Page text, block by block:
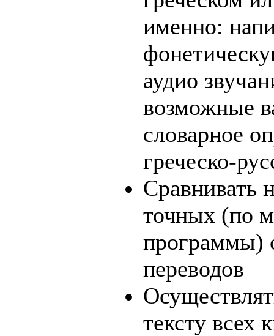
именно:
аудио
возможные
словарное
греческо-
Сравнивать
точных (по
программы)
переводов
тексту всех